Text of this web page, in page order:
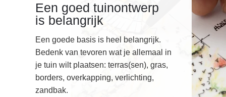
Een goed tuinontwerp
is belangrijk
Een goede basis is heel belangrijk.
Bedenk van tevoren wat je allemaal in
je tuin wilt plaatsen: terras(sen), gras,
borders, overkapping, verlichting,
zandbak.